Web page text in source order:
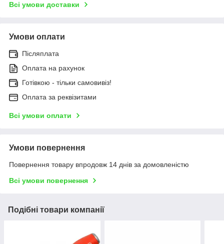
Всі умови доставки
Умови оплати
Післяплата
Оплата на рахунок
Готівкою - тільки самовивіз!
Оплата за реквізитами
Всі умови оплати
Умови повернення
Повернення товару впродовж 14 днів за домовленістю
Всі умови повернення
Подібні товари компанії